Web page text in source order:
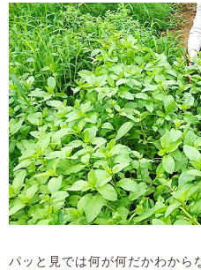
パッと見では何が何だかわから